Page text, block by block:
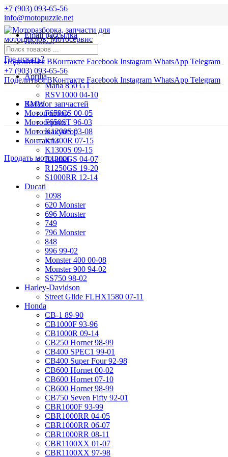
+7 (903) 093-65-56
info@motopuzzle.net
Email рассылка
Новости
Поделиться ВКонтакте Facebook Instagram WhatsApp Telegram
+7 (903) 093-65-56
Поделиться ВКонтакте Facebook Instagram WhatsApp Telegram
Где искать?
Aprilia
Mana 850 GT
RSV1000 04-10
BMW
F650CS 00-05
F650ST 96-03
K1200S 03-08
K1300R 07-15
K1300S 09-15
R1200GS 04-07
R1250GS 19-20
S1000RR 12-14
Ducati
1098
620 Monster
696 Monster
749
796 Monster
848
996 99-02
Monster 400 00-08
Monster 900 94-02
SS750 98-02
Harley-Davidson
Street Glide FLHX1580 07-11
Honda
CB-1 89-90
CB1000F 93-96
CB1000R 09-14
CB250 Hornet 98-99
CB400 SPEC1 99-01
CB400 Super Four 92-98
CB600 Hornet 00-02
CB600 Hornet 07-10
CB600 Hornet 98-99
CB750 Seven Fifty 92-01
CBR1000F 93-99
CBR1000RR 04-05
CBR1000RR 06-07
CBR1000RR 08-11
CBR1100XX 01-07
CBR1100XX 97-98
Каталог запчастей
Мотоподбор
Мотосервис
Мотоэвакуатор
Контакты
Продать мотоцикл